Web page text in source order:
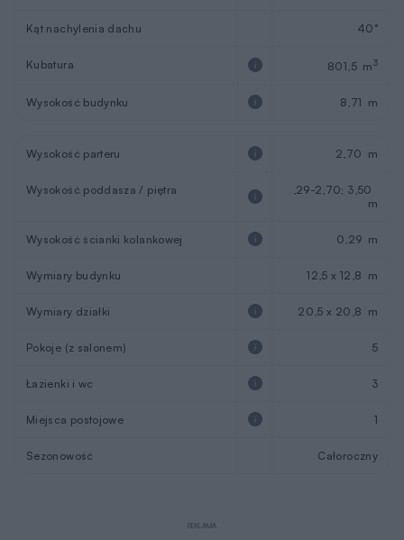
Kąt nachylenia dachu 40°
Kubatura 801,5 m3
Wysokość budynku 8,71 m
Wysokość parteru 2,70 m
Wysokość poddasza / piętra
,29-2,70; 3,50
m
Wysokość ścianki kolankowej 0,29 m
Wymiary budynku 12,5 x 12,8 m
Wymiary działki 20,5 x 20,8 m
Pokoje (z salonem) 5
Łazienki i wc 3
Miejsca postojowe 1
Sezonowość Całoroczny
REKLAMA